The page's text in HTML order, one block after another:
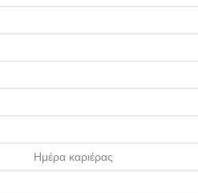
Ημέρα καριέρας